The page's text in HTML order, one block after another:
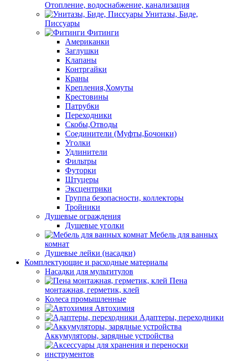
Отопление, водоснабжение, канализация
Унитазы, Биде,
Писсуары
Фитинги
Американки
Заглушки
Клапаны
Контргайки
Краны
Крепления,Хомуты
Крестовины
Патрубки
Переходники
Скобы,Отводы
Соединители (Муфты,Бочонки)
Уголки
Удлинители
Фильтры
Футорки
Штуцеры
Эксцентрики
Группа безопасности, коллекторы
Тройники
Душевые ограждения
Душевые уголки
Мебель для ванных
комнат
Душевые лейки (насадки)
Комплектующие и расходные материалы
Насадки для мультитулов
Пена
монтажная, герметик, клей
Колеса промышленные
Автохимия
Адаптеры, переходники
Аккумуляторы, зарядные устройства